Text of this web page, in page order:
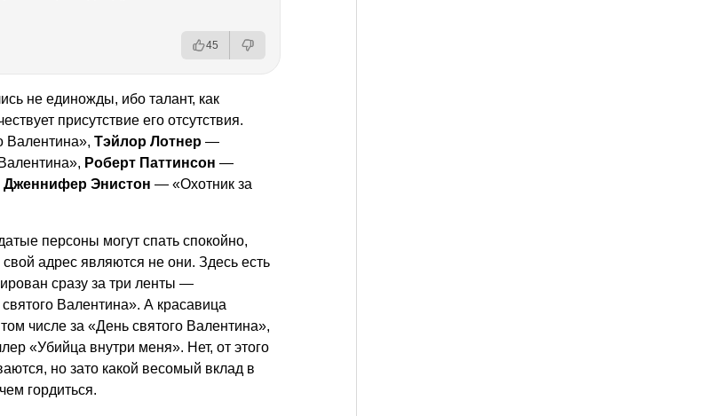
45
не единожды, ибо талант, как
присутствие его отсутствия.
Валентина», Тэйлор Лотнер —
Роберт Паттинсон —
Дженнифер Энистон — «Охотник за
персоны могут спать спокойно,
адрес являются не они. Здесь есть
сразу за три ленты —
Валентина». А красавица
числе за «День святого Валентина»,
«Убийца внутри меня». Нет, от этого
но зато какой весомый вклад в
гордиться.